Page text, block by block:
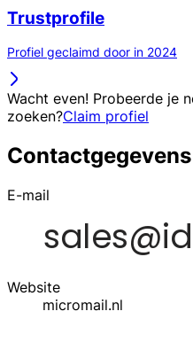
Trustprofile
Profiel geclaimd door in 2024
Wacht even! Probeerde je
zoeken?Claim profiel
Contactgegevens
E-mail
Website
micromail.nl